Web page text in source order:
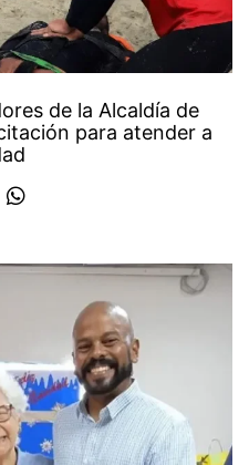
de la Alcaldía de
para atender a